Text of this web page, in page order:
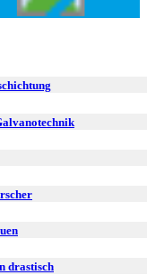
drastisch